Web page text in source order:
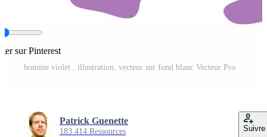
sur Pinterest
homme violet , illustration, vecteur sur fond blanc Vecteur Pro
Patrick Guenette
183 414 Ressources Suivre